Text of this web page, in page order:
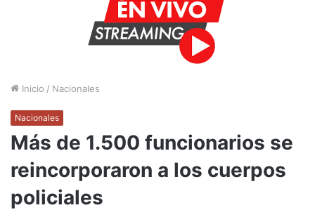
Inicio / Nacionales
Nacionales
Más de 1.500 funcionarios se
reincorporaron a los cuerpos
policiales